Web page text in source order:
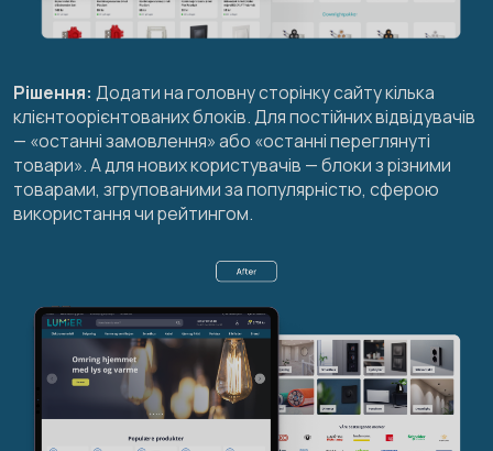
Рішення: Додати на головну сторінку сайту кілька
клієнтоорієнтованих блоків. Для постійних відвідувачів
— «останні замовлення» або «останні переглянуті
товари». А для нових користувачів — блоки з різними
товарами, згрупованими за популярністю, сферою
використання чи рейтингом.